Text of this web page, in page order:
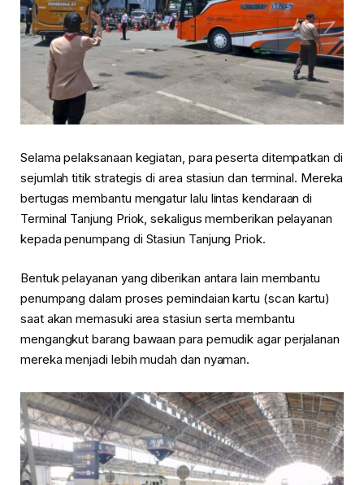
Selama pelaksanaan kegiatan, para peserta ditempatkan di
sejumlah titik strategis di area stasiun dan terminal. Mereka
bertugas membantu mengatur lalu lintas kendaraan di
Terminal Tanjung Priok, sekaligus memberikan pelayanan
kepada penumpang di Stasiun Tanjung Priok.
Bentuk pelayanan yang diberikan antara lain membantu
penumpang dalam proses pemindaian kartu (scan kartu)
saat akan memasuki area stasiun serta membantu
mengangkut barang bawaan para pemudik agar perjalanan
mereka menjadi lebih mudah dan nyaman.